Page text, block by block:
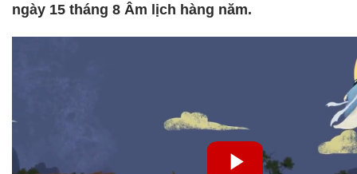
ngày 15 tháng 8 Âm lịch hàng năm.